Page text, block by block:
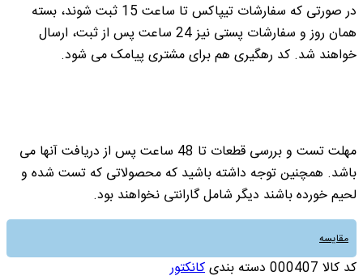
در صورتی که سفارشات تیپاکس تا ساعت 15 ثبت شوند، بسته
همان روز و سفارشات پستی نیز 24 ساعت پس از ثبت، ارسال
خواهند شد. کد رهگیری هم برای مشتری پیامک می شود.
مهلت تست و بررسی قطعات تا 48 ساعت پس از دریافت آنها می
باشد. همچنین توجه داشته باشید که محصولاتی که تست شده و
لحیم خورده باشند دیگر شامل گارانتی نخواهند بود.
مقایسه
کد کالا 000407 دسته بندیکانکتور